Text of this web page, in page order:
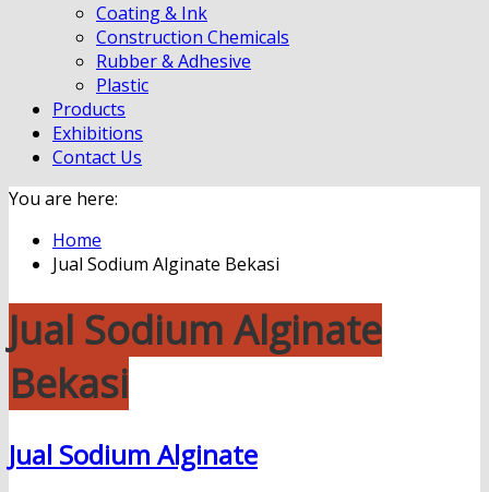
Coating & Ink
Construction Chemicals
Rubber & Adhesive
Plastic
Products
Exhibitions
Contact Us
You are here:
Home
Jual Sodium Alginate Bekasi
Jual Sodium Alginate
Bekasi
Jual Sodium Alginate